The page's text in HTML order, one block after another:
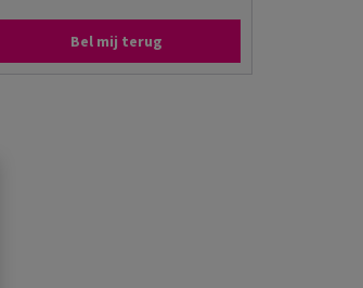
Bel mij terug